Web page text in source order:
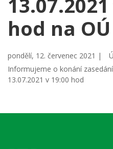
hod na
pondělí, 12. červenec 2021 |
Informujeme o konání
13.07.2021 v 19:00 hod